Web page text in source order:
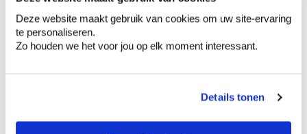
Deze website maakt gebruik van cookies om uw site-ervaring
te personaliseren.
Zo houden we het voor jou op elk moment interessant.
Details tonen
Kleuradvies aan huis
ruimtes.